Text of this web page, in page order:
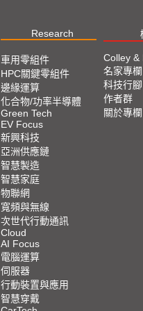
Research
車用零組件
HPC關鍵零組件
邊緣運算
化合物/功率半導體
Green Tech
EV Focus
新興科技
亞洲供應鏈
智慧製造
智慧家庭
物聯網
寬頻與無線
次世代行動通訊
Cloud
AI Focus
電腦運算
伺服器
行動裝置與應用
智慧穿戴
Colley &
名家專欄
科技行腳
作者群
關於專欄